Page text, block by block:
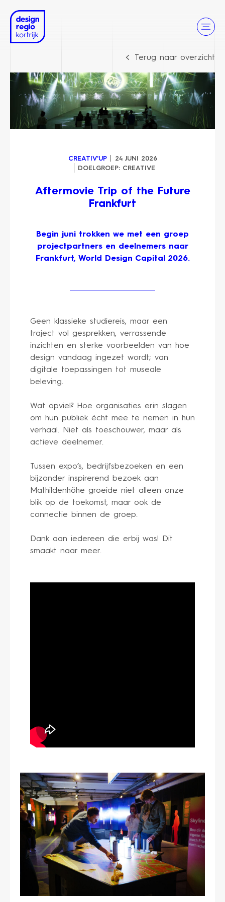
Terug naar overzicht
CREATIV'UP
24 JUNI 2026
DOELGROEP: CREATIVE
Aftermovie Trip of the Future
Frankfurt
Begin juni trokken we met een groep
projectpartners en deelnemers naar
Frankfurt, World Design Capital 2026.
Geen klassieke studiereis, maar een
traject vol gesprekken, verrassende
inzichten en sterke voorbeelden van hoe
design vandaag ingezet wordt; van
digitale toepassingen tot museale
beleving.
Wat opviel? Hoe organisaties erin slagen
om hun publiek écht mee te nemen in hun
verhaal. Niet als toeschouwer, maar als
actieve deelnemer.
Tussen expo’s, bedrijfsbezoeken en een
bijzonder inspirerend bezoek aan
Mathildenhöhe groeide niet alleen onze
blik op de toekomst, maar ook de
connectie binnen de groep.
Dank aan iedereen die erbij was! Dit
smaakt naar meer.